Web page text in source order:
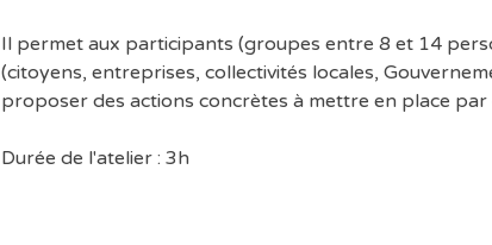
Il permet aux participants (groupes entre 8 et 14
(citoyens, entreprises, collectivités locales,
proposer des actions concrètes à mettre en place
Durée de l'atelier : 3h